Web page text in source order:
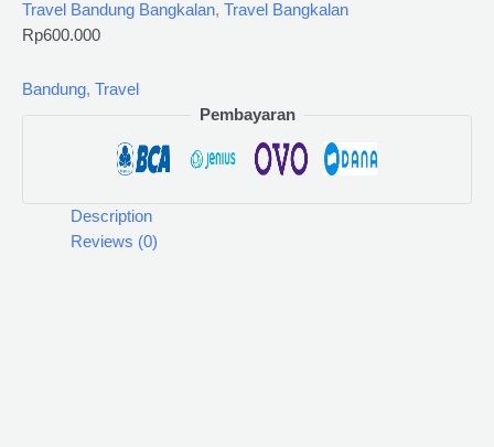
Travel Bandung Bangkalan, Travel Bangkalan
Rp600.000
Bandung, Travel
Pembayaran
Description
Reviews (0)